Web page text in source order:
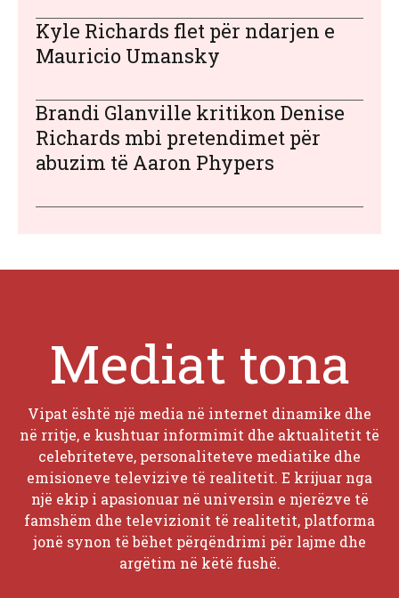
Kyle Richards flet për ndarjen e
Mauricio Umansky
Brandi Glanville kritikon Denise
Richards mbi pretendimet për
abuzim të Aaron Phypers
Mediat tona
Vipat është një media në internet dinamike dhe
në rritje, e kushtuar informimit dhe aktualitetit të
celebriteteve, personaliteteve mediatike dhe
emisioneve televizive të realitetit. E krijuar nga
një ekip i apasionuar në universin e njerëzve të
famshëm dhe televizionit të realitetit, platforma
jonë synon të bëhet përqëndrimi për lajme dhe
argëtim në këtë fushë.